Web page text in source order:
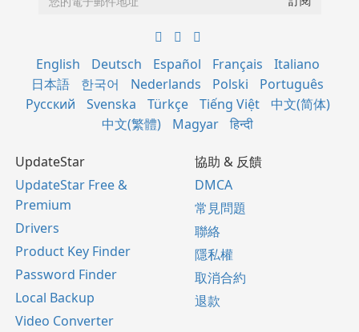
English Deutsch Español Français
Italiano
日本語
한국어 Nederlands Polski
Português
Русский
Svenska Türkçe Tiếng Việt
中文(简体)
中文(繁體)
Magyar हिन्दी
UpdateStar
UpdateStar Free &
Premium
Drivers
Product Key Finder
Password Finder
Local Backup
Video Converter
協助 & 反饋
DMCA
常見問題
聯絡
隱私權
取消合約
退款